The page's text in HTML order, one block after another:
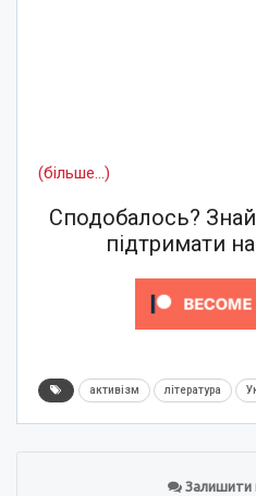
(більше…)
Сподобалось?
підтримати
активізм література
Залишити